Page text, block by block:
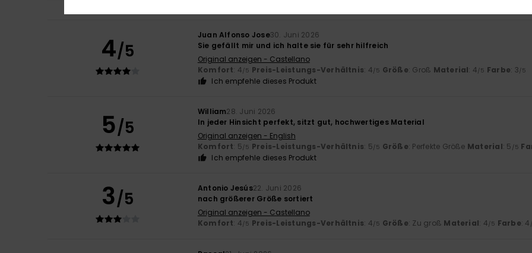
4/5
Juan Alfonso Jose30. Juni 2026
Sie gefällt mir und ich halte sie für sehr hilfreich
Original anzeigen - Castellano
Komfort: 4/5 Preis-Leistungs-Verhältnis: 4/5 Größe: Groß Material: 4/5 Farbe: 3/5
Ich empfehle dieses Produkt
5/5
William28. Juni 2026
In jeder Hinsicht perfekt, sitzt gut, hochwertiges Material
Original anzeigen - English
Komfort: 5/5 Preis-Leistungs-Verhältnis: 5/5 Größe: Perfekte Größe Material: 5 /5
Ich empfehle dieses Produkt
3/5 Antonio Jesús22. Juni 2026
nach größerer Größe sortiert
Original anzeigen - Castellano
Komfort: 4/5 Preis-Leistungs-Verhältnis: 4/5 Größe: Zu groß Material: 4/5 Farbe: 4